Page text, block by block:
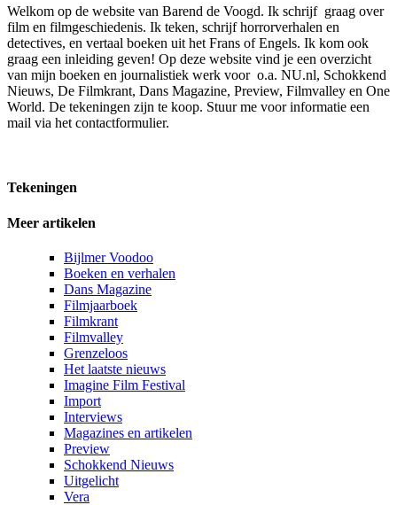
Welkom op de website van Barend de Voogd. Ik schrijf graag over
film en filmgeschiedenis. Ik teken, schrijf horrorverhalen en
detectives, en vertaal boeken uit het Frans of Engels. Ik kom ook
graag een inleiding geven! Op deze website vind je een overzicht
van mijn boeken en journalistiek werk voor o.a. NU.nl, Schokkend
Nieuws, De Filmkrant, Dans Magazine, Preview, Filmvalley en One
World. De tekeningen zijn te koop. Stuur me voor informatie een
mail via het contactformulier.
Tekeningen
Meer artikelen
Bijlmer Voodoo
Boeken en verhalen
Dans Magazine
Filmjaarboek
Filmkrant
Filmvalley
Grenzeloos
Het laatste nieuws
Imagine Film Festival
Import
Interviews
Magazines en artikelen
Preview
Schokkend Nieuws
Uitgelicht
Vera